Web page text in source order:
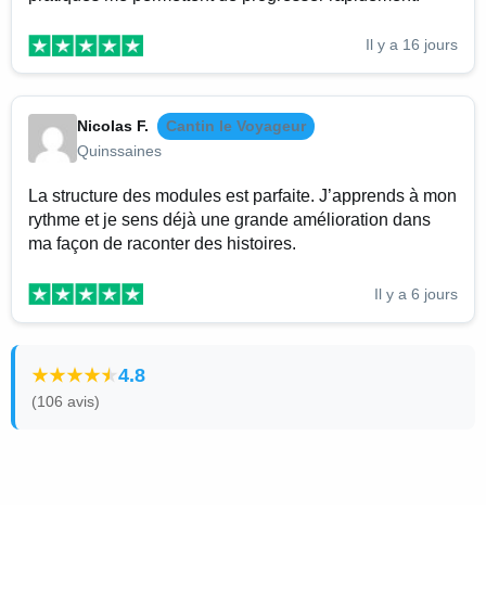
Il y a 16 jours
Nicolas F.
Cantin le Voyageur
Quinssaines
La structure des modules est parfaite. J’apprends à mon
rythme et je sens déjà une grande amélioration dans
ma façon de raconter des histoires.
Il y a 6 jours
4.8
(106 avis)